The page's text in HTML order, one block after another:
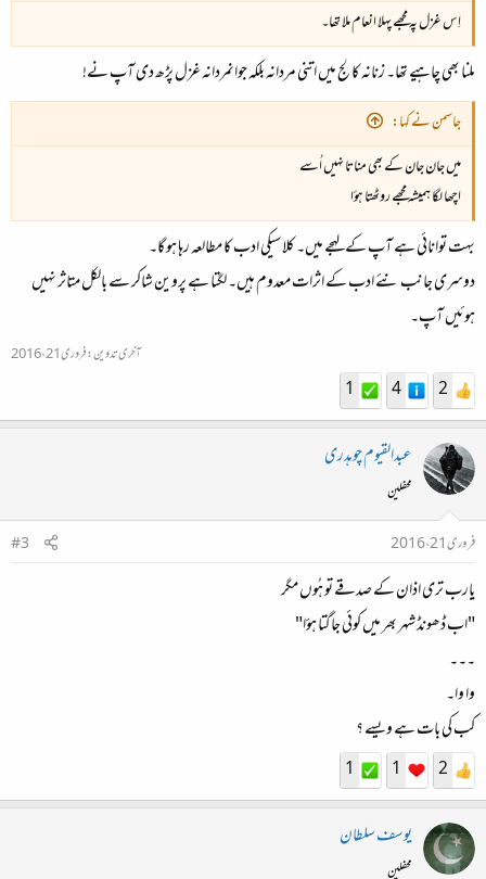
اِس غزل پہ مجھے پہلا انعام ملا تھا۔
ملنا بھی چاہیے تھا۔ زنانہ کالج میں اتنی مردانہ بلکہ جوانمردانہ غزل پڑھ دی آپ نے!
جاسمن نے کہا:
میں جان جان کے بھی مناتا نہیں اُسے
اچھا لگا ہمیشہ مجھے روٹھتا ہؤا
بہت توانائی ہے آپ کے لہجے میں۔ کلاسیکی ادب کا مطالعہ رہا ہو گا۔
دوسری جانب نئے ادب کے اثرات معدوم ہیں۔ لگتا ہے پروین شاکر سے بالکل متاثر نہیں
ہوئیں آپ۔
آخری تدوین:فروری 21، 2016
2
4
1
عبدالقیوم چوہدری
محفلین
فروری 21، 2016
#3
یارب تری اذان کے صدقے تو ہُوں مگر
"اب ڈھونڈ شہر بھر میں کوئی جاگتا ہؤا"
۔۔۔
وا وا۔
کب کی بات ہے ویسے ؟
2
1
1
یوسف سلطان
محفلین